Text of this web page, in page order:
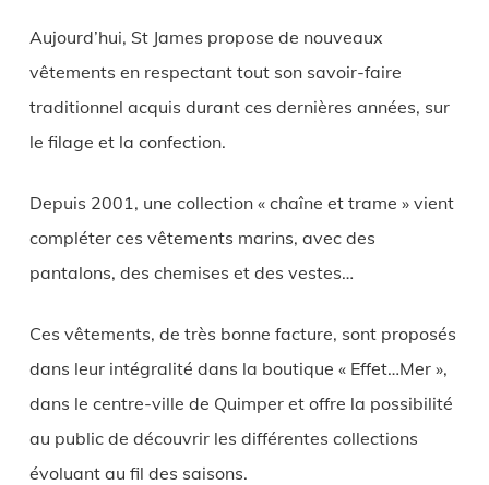
Aujourd’hui, St James propose de nouveaux
vêtements en respectant tout son savoir-faire
traditionnel acquis durant ces dernières années, sur
le filage et la confection.
Depuis 2001, une collection « chaîne et trame » vient
compléter ces vêtements marins, avec des
pantalons, des chemises et des vestes…
Ces vêtements, de très bonne facture, sont proposés
dans leur intégralité dans la boutique « Effet…Mer »,
dans le centre-ville de Quimper et offre la possibilité
au public de découvrir les différentes collections
évoluant au fil des saisons.